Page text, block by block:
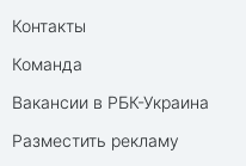
Контакты
Команда
Вакансии в РБК-Украина
Разместить рекламу